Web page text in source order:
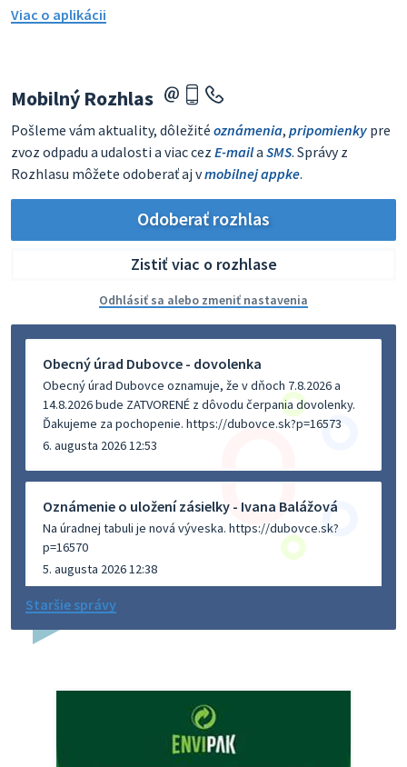
Viac o aplikácii
Mobilný Rozhlas
Pošleme vám aktuality, dôležité oznámenia, pripomienky pre
zvoz odpadu a udalosti a viac cez E-maila SMS. Správy z
Rozhlasu môžete odoberať aj vmobilnej appke.
Odoberať rozhlas
Zistiť viac o rozhlase
Odhlásiť sa alebo zmeniť nastavenia
Obecný úrad Dubovce - dovolenka
Obecný úrad Dubovce oznamuje, že v dňoch 7.8.2026 a
14.8.2026 bude ZATVORENÉ z dôvodu čerpania dovolenky.
Ďakujeme za pochopenie. https://dubovce.sk?p=16573
6. augusta 2026 12:53
Oznámenie o uložení zásielky - Ivana Balážová
Na úradnej tabuli je nová výveska. https://dubovce.sk?
p=16570
5. augusta 2026 12:38
Dovolenka - MUDr. Marián Sivoň
budeZATVORENÁ z dôvodu čerpania dovolenky. Akútne
prípady bude riešiť MUDr.Fisch…
Staršie správy